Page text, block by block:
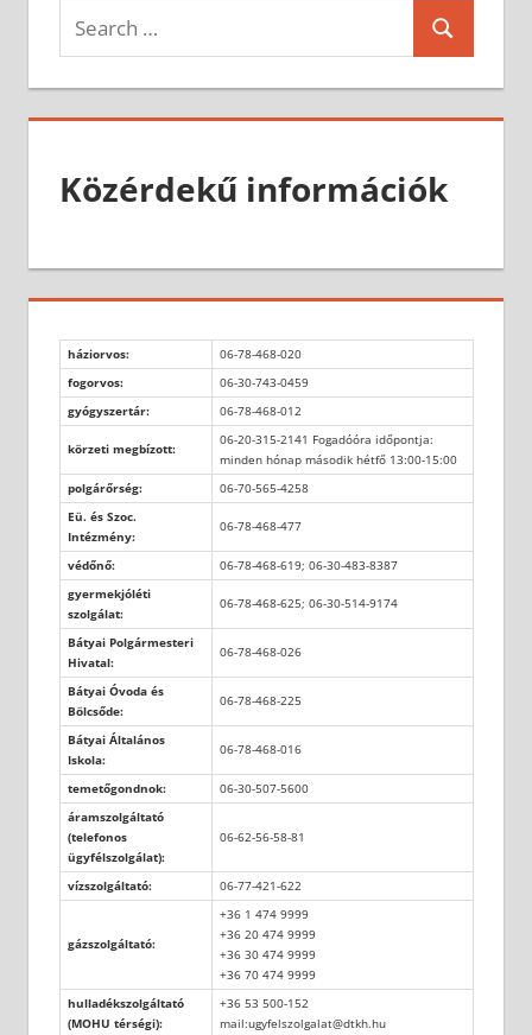
Search
for:
Search
Közérdekű információk
háziorvos:
06-78-468-020
fogorvos:
06-30-743-0459
gyógyszertár:
06-78-468-012
körzeti megbízott:
06-20-315-2141 Fogadóóra időpontja:
minden hónap második hétfő 13:00-15:00
polgárőrség:
06-70-565-4258
Eü. és Szoc.
Intézmény:
06-78-468-477
védőnő:
06-78-468-619; 06-30-483-8387
gyermekjóléti
szolgálat:
06-78-468-625; 06-30-514-9174
Bátyai Polgármesteri
Hivatal:
06-78-468-026
Bátyai Óvoda és
Bölcsőde:
06-78-468-225
Bátyai Általános
Iskola:
06-78-468-016
temetőgondnok:
06-30-507-5600
áramszolgáltató
(telefonos
ügyfélszolgálat):
06-62-56-58-81
vízszolgáltató: 06-77-421-622
gázszolgáltató:
+36 1 474 9999
+36 20 474 9999
+36 30 474 9999
+36 70 474 9999
hulladékszolgáltató
(MOHU térségi):
+36 53 500-152
mail:ugyfelszolgalat@dtkh.hu